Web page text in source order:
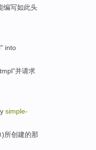
编写如此头
" into
并请求
simple-
)所创建的那